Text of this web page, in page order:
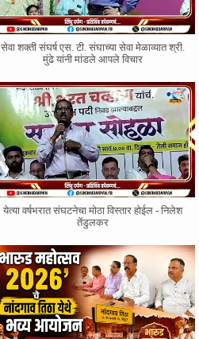
सेवा शक्ती संघर्ष एस. टी. संघाच्या सेवा मेळाव्यात श्री.
मुंढे यांनी मांडले आपले विचार
येत्या वर्षभरात संघटनेचा मोठा विस्तार होईल - निलेश
तेंडुलकर